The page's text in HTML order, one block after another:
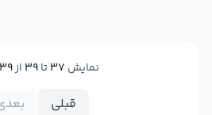
نمایش 37تا39 از39
قبلی